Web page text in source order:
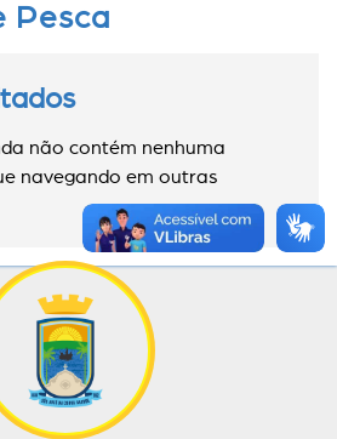
Pesca
não contém nenhuma
navegando em outras